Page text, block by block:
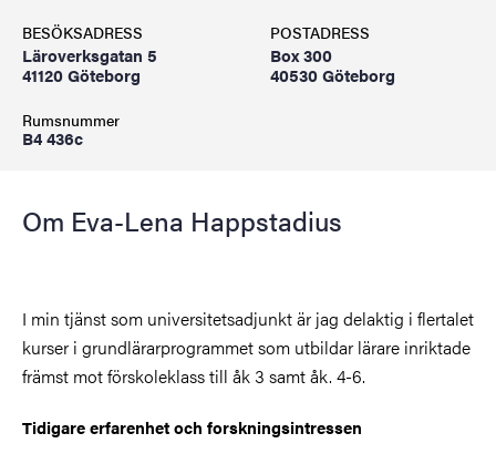
BESÖKSADRESS
Läroverksgatan 5
41120 Göteborg
Rumsnummer
B4 436c
POSTADRESS
Box 300
40530 Göteborg
Om Eva-Lena Happstadius
I min tjänst som universitetsadjunkt är jag delaktig i flertalet
kurser i grundlärarprogrammet som utbildar lärare inriktade
främst mot förskoleklass till åk 3 samt åk. 4-6.
Tidigare erfarenhet och forskningsintressen